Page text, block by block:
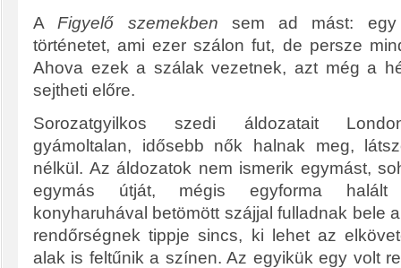
AFigyelő szemekben sem ad mást: egy
történetet, ami ezer szálon fut, de persze
Ahova ezek a szálak vezetnek, azt még a
sejtheti előre.
Sorozatgyilkos szedi áldozatait
gyámoltalan, idősebb nők halnak meg,
nélkül. Az áldozatok nem ismerik egymást,
egymás útját, mégis egyforma halált
konyharuhával betömött szájjal fulladnak bele
rendőrségnek tippje sincs, ki lehet az
alak is feltűnik a színen. Az egyikük egy volt